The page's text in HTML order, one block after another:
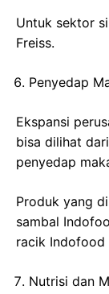
Untuk sektor
Freiss.
Penyedap
Ekspansi
bisa dilihat
penyedap
Produk yang
sambal
racik Indofood
Nutrisi dan